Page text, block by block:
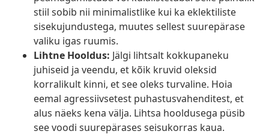
stiil sobib nii minimalistlike kui ka eklektiliste
sisekujundustega, muutes sellest suurepärase
valiku igas ruumis.
Lihtne Hooldus: Jälgi lihtsalt kokkupaneku
juhiseid ja veendu, et kõik kruvid oleksid
korralikult kinni, et see oleks turvaline. Hoia
eemal agressiivsetest puhastusvahenditest, et
alus näeks kena välja. Lihtsa hooldusega püsib
see voodi suurepärases seisukorras kaua.